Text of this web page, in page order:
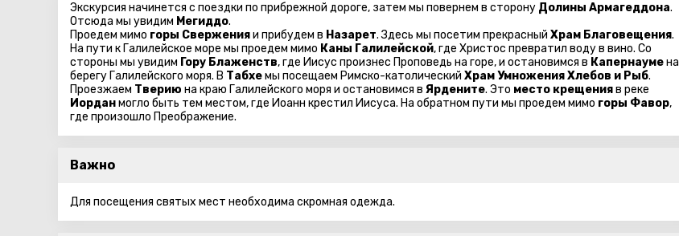
Экскурсия начинется с поездки по прибрежной дороге, затем мы повернем в сторону Долины Армагеддона.
Отсюда мы увидим Мегиддо.
Проедем мимо горы Сверженияи прибудем в Назарет. Здесь мы посетим прекрасный Храм Благовещения.
На пути к Галилейское море мы проедем мимо Каны Галилейской, где Христос превратил воду в вино. Со
стороны мы увидим Гору Блаженств, где Иисус произнес Проповедь на горе, и остановимся в Капернаумена
берегу Галилейского моря. В Табхемы посещаем Римско-католический Храм Умножения Хлебов и Рыб.
Проезжаем Тверию на краю Галилейского моря и остановимся в Ярдените. Это место крещенияв реке
Иорданмогло быть тем местом, где Иоанн крестил Иисуса. На обратном пути мы проедем мимо горы Фавор,
где произошло Преображение.
Важно
Для посещения святых мест необходима скромная одежда.